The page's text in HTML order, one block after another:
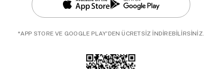
*APP STORE VE GOOGLE PLAY'DEN ÜCRETSİZ İNDİREBİLİRSİNİZ.